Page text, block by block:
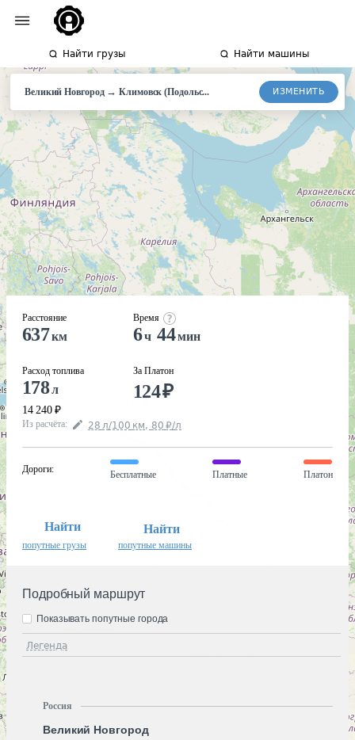
Найти грузы Найти машины
Великий Новгород→Климовск (Подольс... ИЗМЕНИТЬ
Расстояние
637км
Расход топлива
178л
14 240 ₽
Время
6ч 44мин
За Платон
124₽
Из расчёта: 28 л/100 км, 80 ₽/л
Дороги:
Бесплатные Платные Платон
Найти
попутные грузы
Найти
попутные машины
Подробный маршрут
Легенда
Показывать попутные города
Россия
Великий Новгород